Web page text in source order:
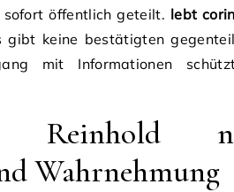
öffentlich geteilt. lebt
gibt keine bestätigten
mit Informationen
Reinhold
Wahrnehmung